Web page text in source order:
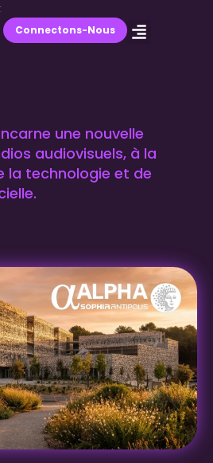
Connectons-Nous
une nouvelle
audiovisuels, à la
la technologie et de